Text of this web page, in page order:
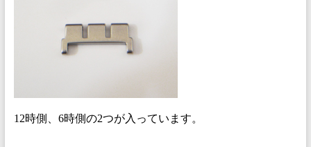
12時側、6時側の2つが入っています。